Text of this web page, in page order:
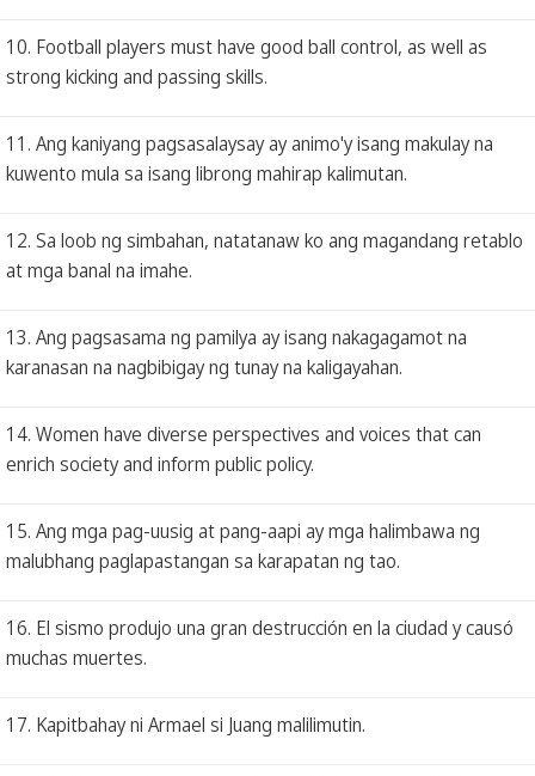
10. Football players must have good ball control, as well as
strong kicking and passing skills.
11. Ang kaniyang pagsasalaysay ay animo'y isang makulay na
kuwento mula sa isang librong mahirap kalimutan.
12. Sa loob ng simbahan, natatanaw ko ang magandang retablo
at mga banal na imahe.
13. Ang pagsasama ng pamilya ay isang nakagagamot na
karanasan na nagbibigay ng tunay na kaligayahan.
14. Women have diverse perspectives and voices that can
enrich society and inform public policy.
15. Ang mga pag-uusig at pang-aapi ay mga halimbawa ng
malubhang paglapastangan sa karapatan ng tao.
16. El sismo produjo una gran destrucción en la ciudad y causó
muchas muertes.
17. Kapitbahay ni Armael si Juang malilimutin.